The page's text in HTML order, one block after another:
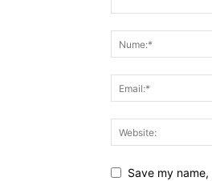
Save my